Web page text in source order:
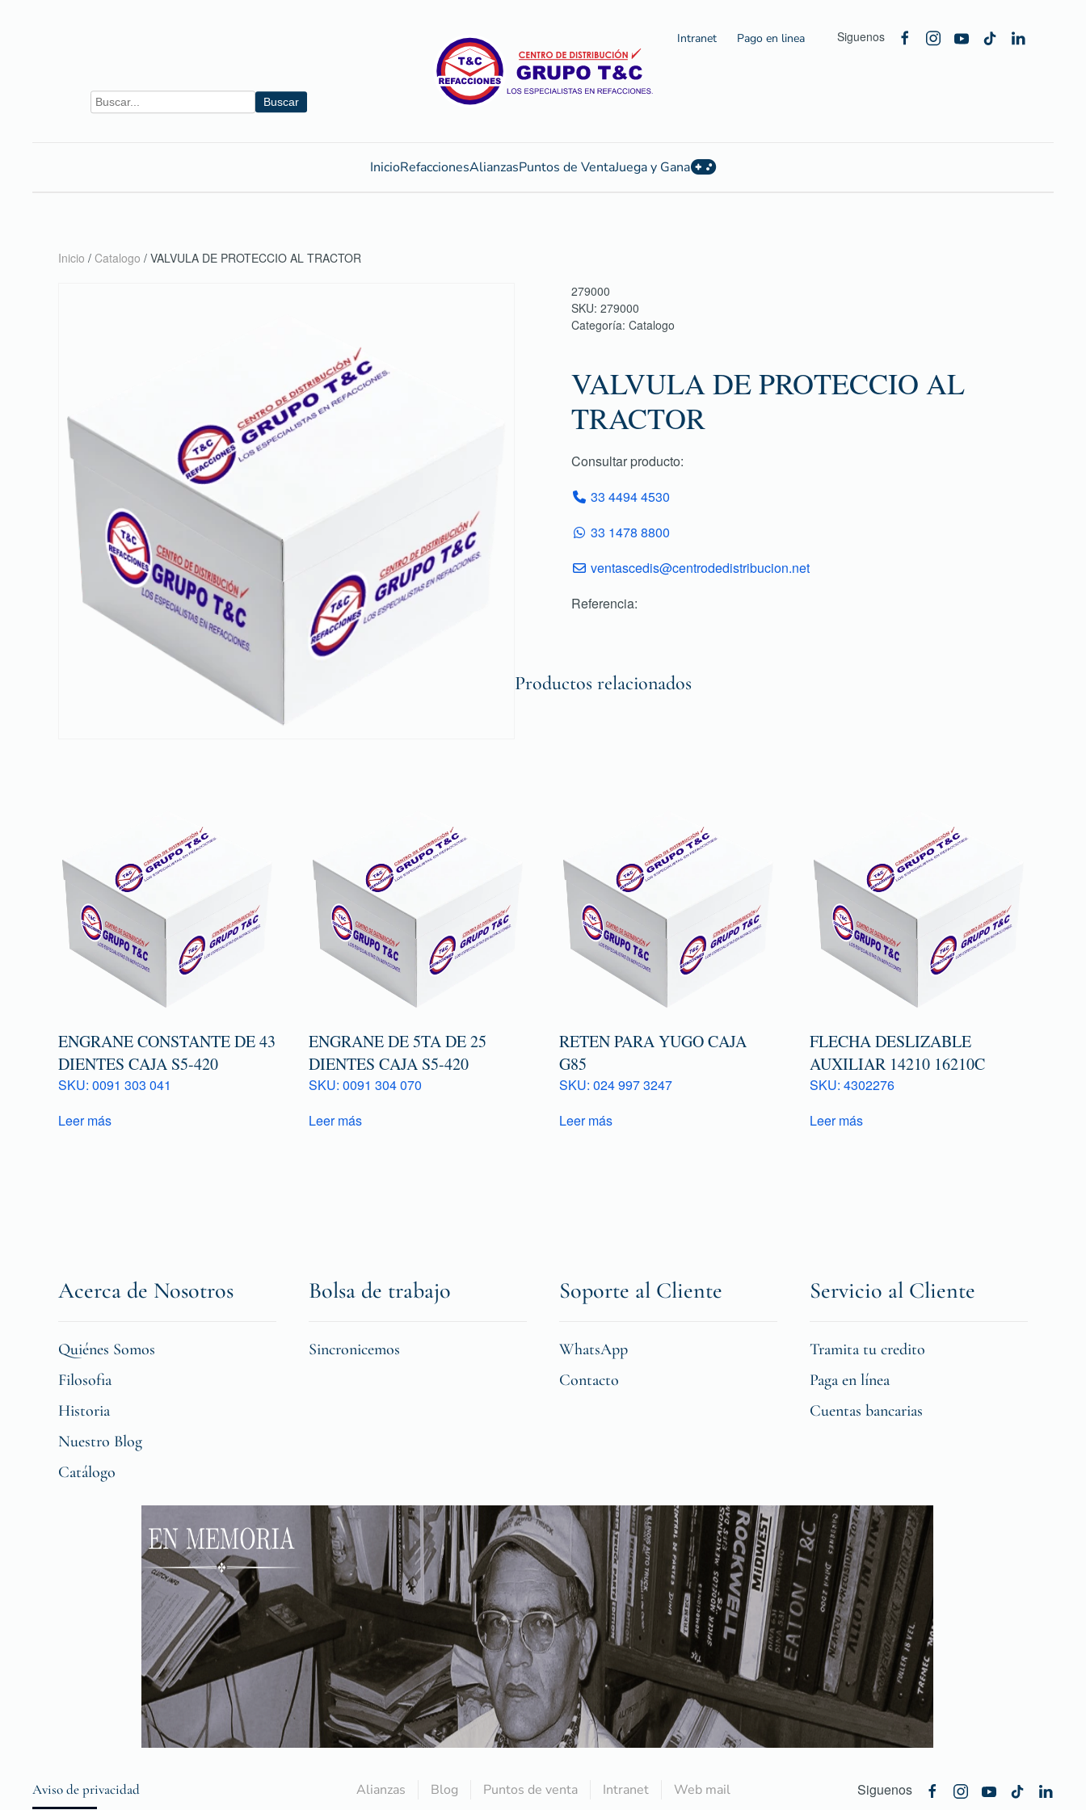
Buscar
Intranet Pago en linea Siguenos
InicioRefaccionesAlianzasPuntos de VentaJuega y Gana
Inicio / Catalogo / VALVULA DE PROTECCIO AL TRACTOR
279000
SKU: 279000
Categoría: Catalogo
VALVULA DE PROTECCIO AL
TRACTOR
Consultar producto:
33 4494 4530
33 1478 8800
ventascedis@centrodedistribucion.net
Referencia:
Productos relacionados
ENGRANE CONSTANTE DE 43
DIENTES CAJA S5-420
SKU: 0091 303 041
Leer más
ENGRANE DE 5TA DE 25
DIENTES CAJA S5-420
SKU: 0091 304 070
Leer más
RETEN PARA YUGO CAJA
G85
SKU: 024 997 3247
Leer más
FLECHA DESLIZABLE
AUXILIAR 14210 16210C
SKU: 4302276
Leer más
Acerca de Nosotros
Quiénes Somos
Filosofia
Historia
Nuestro Blog
Catálogo
Bolsa de trabajo
Sincronicemos
Soporte al Cliente
WhatsApp
Contacto
Servicio al Cliente
Tramita tu credito
Paga en línea
Cuentas bancarias
Aviso de privacidad Alianzas Blog Puntos de venta Intranet Web mail Siguenos